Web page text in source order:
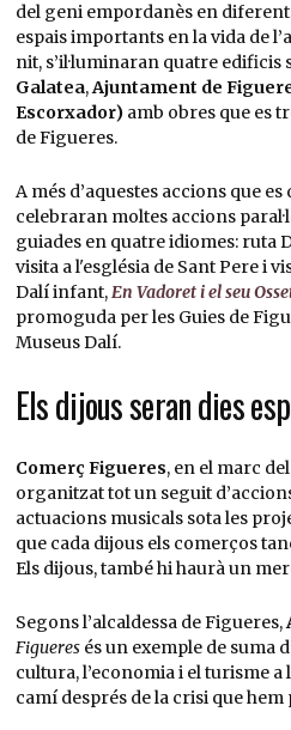
del geni empordanès en
espais importants en la vida de
nit, s’il·luminaran quatre edificis
Galatea,Ajuntament de
Escorxador) amb obres que es
de Figueres.
A més d’aquestes accions que
celebraran moltes accions
guiades en quatre idiomes: ruta
visita a l'església de Sant Pere i
Dalí infant,En Vadoret i el seu
promoguda per les Guies de
Museus Dalí.
Els dijous seran dies
Comerç Figueres, en el marc del
organitzat tot un seguit
actuacions musicals sota les
que cada dijous els comerços
Els dijous, també hi haurà un
Segons l’alcaldessa de Figueres,
Figueresés un exemple de suma
cultura, l’economia i el turisme a
camí després de la crisi que hem